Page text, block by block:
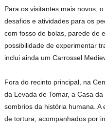
Para os visitantes mais novos,
desafios e atividades para os
com fosso de bolas, parede de
possibilidade de experimentar
inclui ainda um Carrossel
Fora do recinto principal, na
da Levada de Tomar, a Casa
sombrios da história humana.
de tortura, acompanhados por